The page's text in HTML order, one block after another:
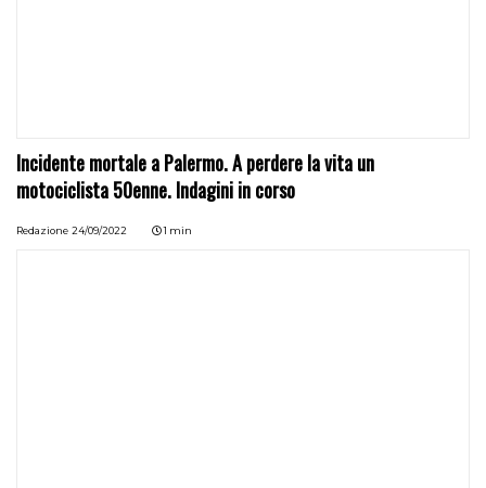
Incidente mortale a Palermo. A perdere la vita un
motociclista 50enne. Indagini in corso
Redazione 24/09/2022 1 min